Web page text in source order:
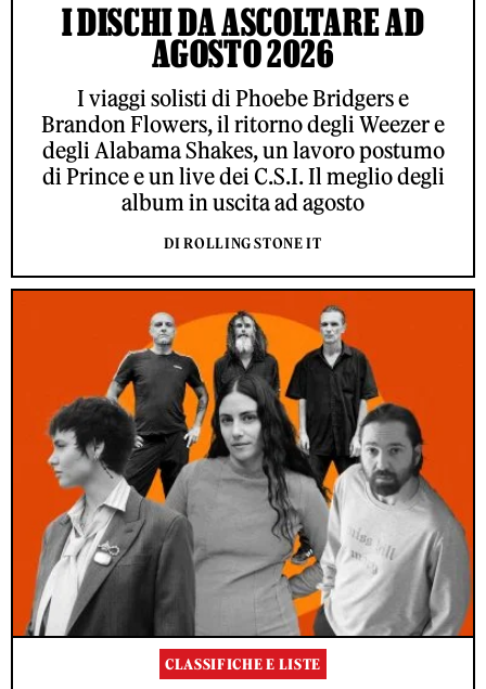
I DISCHI DA ASCOLTARE AD
AGOSTO 2026
I viaggi solisti di Phoebe Bridgers e
Brandon Flowers, il ritorno degli Weezer e
degli Alabama Shakes, un lavoro postumo
di Prince e un live dei C.S.I. Il meglio degli
album in uscita ad agosto
DI ROLLING STONE IT
CLASSIFICHE E LISTE